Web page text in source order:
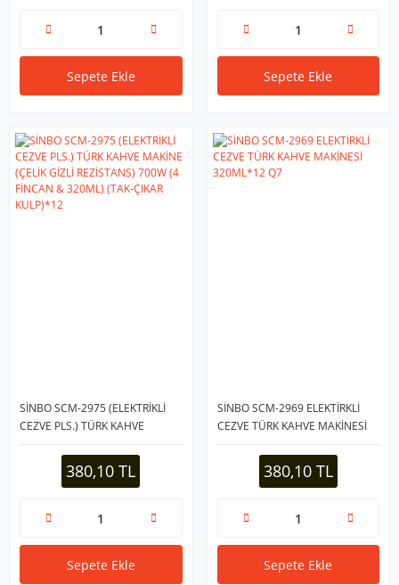
Sepete Ekle Sepete Ekle
SİNBO SCM-2975 (ELEKTRİKLİ
CEZVE PLS.) TÜRK KAHVE
MAKİNE (ÇELİK GİZLİ
REZİSTANS) 700W (4 FİNCAN &
320ML) (TAK-ÇIKAR KULP)*12
380,10 TL
Sepete Ekle
SİNBO SCM-2969 ELEKTİRKLİ
CEZVE TÜRK KAHVE MAKİNESİ
320ML*12 Q7
380,10 TL
Sepete Ekle